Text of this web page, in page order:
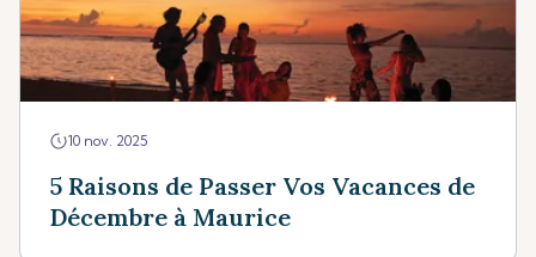
10 nov. 2025
5 Raisons de Passer Vos Vacances de
Décembre à Maurice